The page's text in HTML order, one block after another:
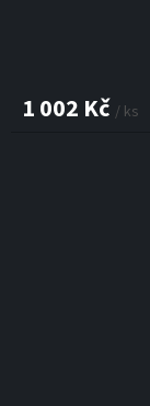
1 002 Kč / ks